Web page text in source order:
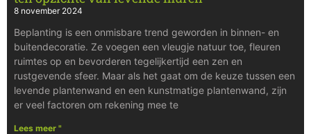
8 november 2024
Beplanting is een onmisbare trend geworden in binnen- en
buitendecoratie. Ze voegen een vleugje natuur toe, fleuren
ruimtes op en bevorderen tegelijkertijd een zen en
rustgevende sfeer. Maar als het gaat om de keuze tussen een
levende plantenwand en een kunstmatige plantenwand, zijn
er veel factoren om rekening mee te
Lees meer "